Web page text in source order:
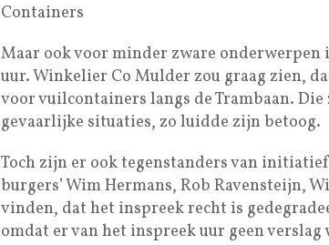
Containers
Maar ook voor minder zware
uur. Winkelier Co Mulder zou graag zien,
voor vuilcontainers langs de Trambaan.
gevaarlijke situaties, zo luidde zijn betoog.
Toch zijn er ook tegenstanders van
burgers’ Wim Hermans, Rob Ravensteijn,
vinden, dat het inspreek recht is
omdat er van het inspreek uur geen